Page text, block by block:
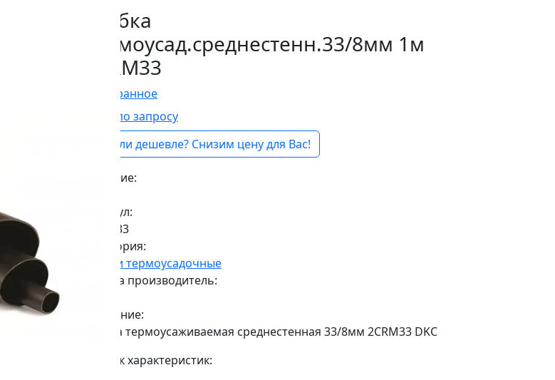
Трубка
термоусад.среднестенн.33/8мм 1м
2CRM33
В Избранное
Цена по запросу
Нашли дешевле? Снизим цену для Вас!
Наличие:
Артикул:
2CRM33
Категория:
Трубки термоусадочные
Страна производитель:
Описание:
Трубка термоусаживаемая среднестенная 33/8мм 2CRM33 DKC
Список характеристик: